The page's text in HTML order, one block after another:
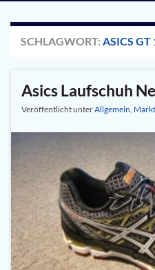
SCHLAGWORT: ASICS GT
Asics Laufschuh
Veröffentlicht unterAllgemein